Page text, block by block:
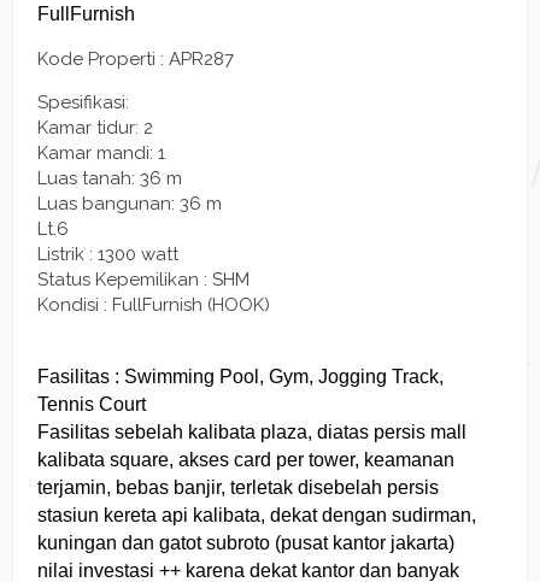
FullFurnish
Kode Properti : APR287
Spesifikasi:
Kamar tidur: 2
Kamar mandi: 1
Luas tanah: 36 m
Luas bangunan: 36 m
Lt.6
Listrik : 1300 watt
Status Kepemilikan : SHM
Kondisi : FullFurnish (HOOK)
Fasilitas : Swimming Pool, Gym, Jogging Track,
Tennis Court
Fasilitas sebelah kalibata plaza, diatas persis mall
kalibata square, akses card per tower, keamanan
terjamin, bebas banjir, terletak disebelah persis
stasiun kereta api kalibata, dekat dengan sudirman,
kuningan dan gatot subroto (pusat kantor jakarta)
nilai investasi ++ karena dekat kantor dan banyak